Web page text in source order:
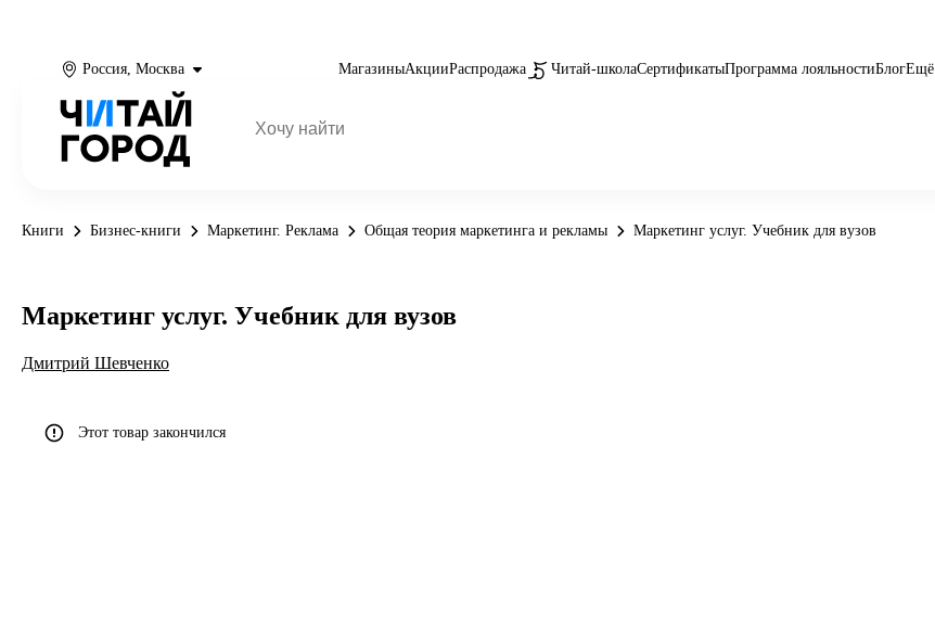
Россия, Москва МагазиныАкцииРаспродажа Читай-школаСертификатыПрограмма лояльностиБлогЕщё
Книги Бизнес-книги Маркетинг. Реклама Общая теория маркетинга и рекламы Маркетинг услуг. Учебник для вузов
Маркетинг услуг. Учебник для вузов
Дмитрий Шевченко
Этот товар закончился